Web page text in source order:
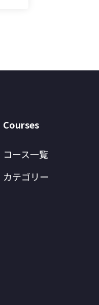
Courses
コース一覧
カテゴリー